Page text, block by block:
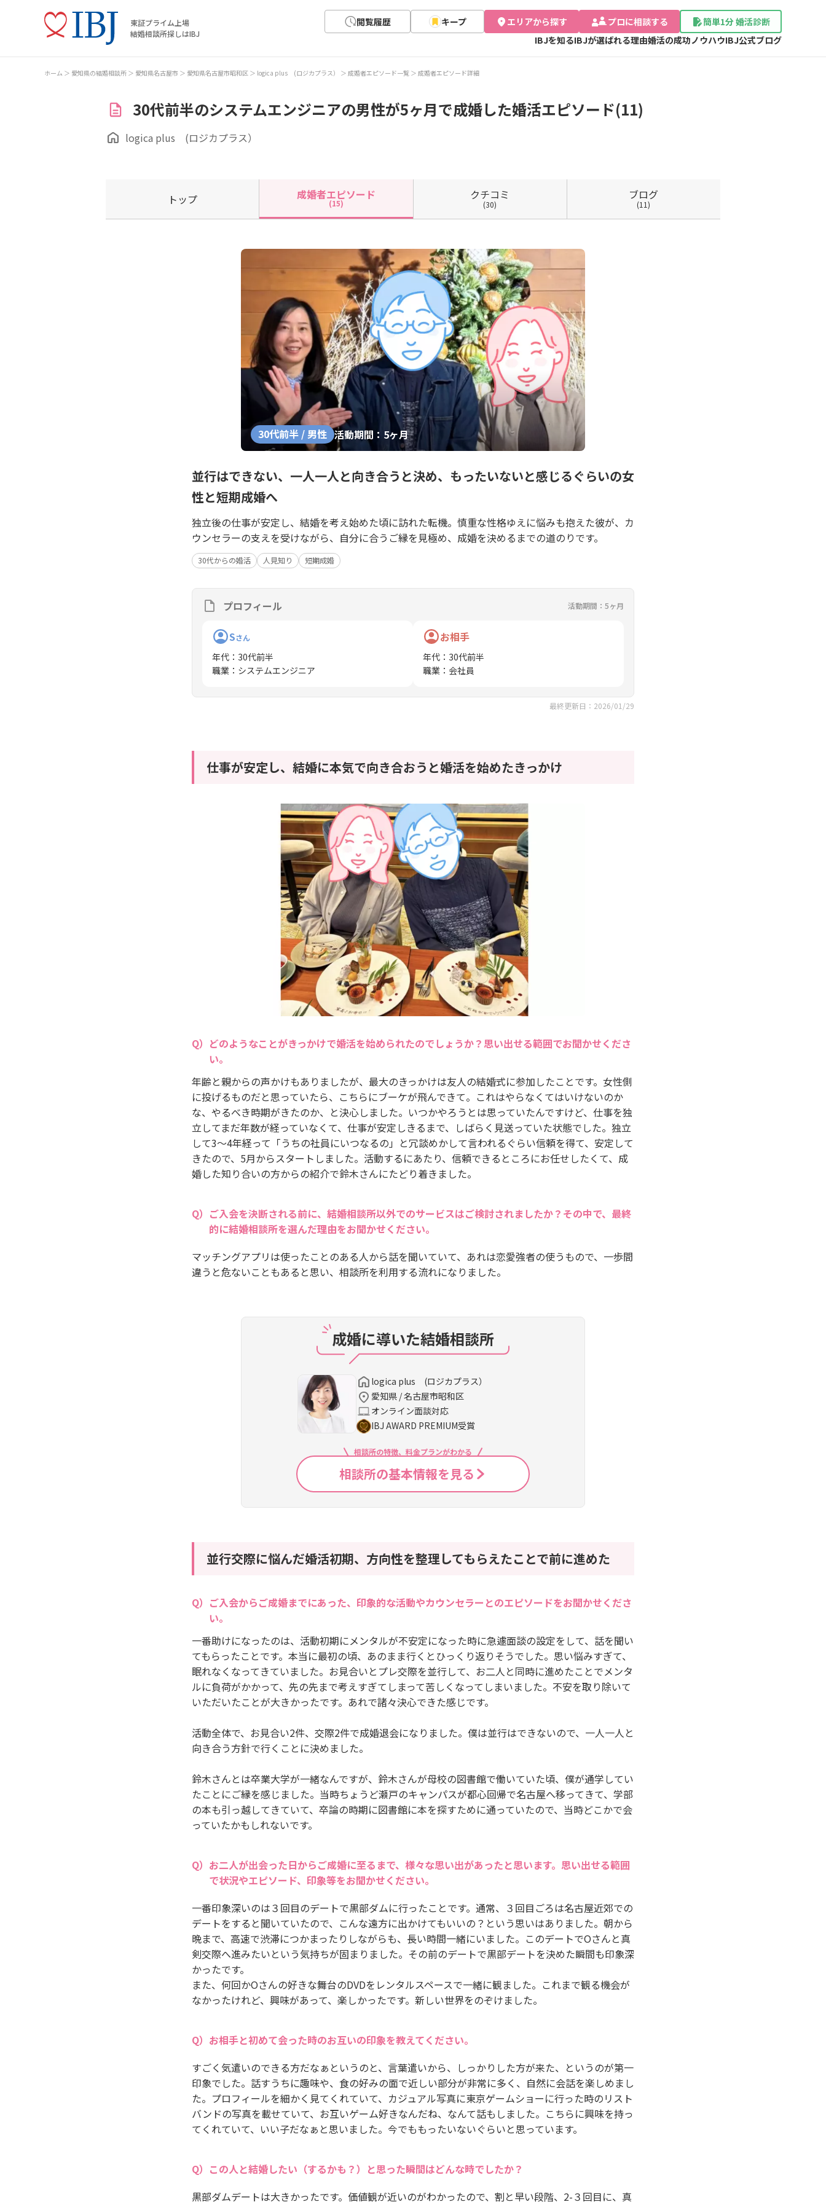
東証プライム上場
結婚相談所探しはIBJ
閲覧履歴 キープ エリアから探す プロに相談する
簡単1分 婚活診断
IBJを知るIBJが選ばれる理由婚活の成功ノウハウIBJ公式ブログ
ホーム 愛知県の結婚相談所 愛知県名古屋市 愛知県名古屋市昭和区 logica plus (ロジカプラス） 成婚者エピソード一覧 成婚者エピソード詳細
30代前半のシステムエンジニアの男性が5ヶ月で成婚した婚活エピソード(11)
logica plus (ロジカプラス）
トップ 成婚者エピソード
(15)
クチコミ
(30)
ブログ
(11)
30代前半 / 男性 活動期間：5ヶ月
並行はできない、一人一人と向き合うと決め、もったいないと感じるぐらいの女
性と短期成婚へ
独立後の仕事が安定し、結婚を考え始めた頃に訪れた転機。慎重な性格ゆえに悩みも抱えた彼が、カ
ウンセラーの支えを受けながら、自分に合うご縁を見極め、成婚を決めるまでの道のりです。
30代からの婚活 人見知り 短期成婚
プロフィール 活動期間：5ヶ月
Sさん
年代 ： 30代前半
職業 ： システムエンジニア
お相手
年代 ： 30代前半
職業 ： 会社員
最終更新日：2026/01/29
仕事が安定し、結婚に本気で向き合おうと婚活を始めたきっかけ
どのようなことがきっかけで婚活を始められたのでしょうか？思い出せる範囲でお聞かせくださ
い。
年齢と親からの声かけもありましたが、最大のきっかけは友人の結婚式に参加したことです。女性側
に投げるものだと思っていたら、こちらにブーケが飛んできて。これはやらなくてはいけないのか
な、やるべき時期がきたのか、と決心しました。いつかやろうとは思っていたんですけど、仕事を独
立してまだ年数が経っていなくて、仕事が安定しきるまで、しばらく見送っていた状態でした。独立
して3～4年経って「うちの社員にいつなるの」と冗談めかして言われるぐらい信頼を得て、安定して
きたので、5月からスタートしました。活動するにあたり、信頼できるところにお任せしたくて、成
婚した知り合いの方からの紹介で鈴木さんにたどり着きました。
ご入会を決断される前に、結婚相談所以外でのサービスはご検討されましたか？その中で、最終
的に結婚相談所を選んだ理由をお聞かせください。
マッチングアプリは使ったことのある人から話を聞いていて、あれは恋愛強者の使うもので、一歩間
違うと危ないこともあると思い、相談所を利用する流れになりました。
成婚に導いた結婚相談所
logica plus (ロジカプラス）
愛知県 / 名古屋市昭和区
オンライン面談対応
IBJ AWARD PREMIUM受賞
相談所の特徴、料金プランがわかる
相談所の基本情報を見る
並行交際に悩んだ婚活初期、方向性を整理してもらえたことで前に進めた
ご入会からご成婚までにあった、印象的な活動やカウンセラーとのエピソードをお聞かせくださ
い。
一番助けになったのは、活動初期にメンタルが不安定になった時に急遽面談の設定をして、話を聞い
てもらったことです。本当に最初の頃、あのまま行くとひっくり返りそうでした。思い悩みすぎて、
眠れなくなってきていました。お見合いとプレ交際を並行して、お二人と同時に進めたことでメンタ
ルに負荷がかかって、先の先まで考えすぎてしまって苦しくなってしまいました。不安を取り除いて
いただいたことが大きかったです。あれで諸々決心できた感じです。
活動全体で、お見合い2件、交際2件で成婚退会になりました。僕は並行はできないので、一人一人と
向き合う方針で行くことに決めました。
鈴木さんとは卒業大学が一緒なんですが、鈴木さんが母校の図書館で働いていた頃、僕が通学してい
たことにご縁を感じました。当時ちょうど瀬戸のキャンパスが都心回帰で名古屋へ移ってきて、学部
の本も引っ越してきていて、卒論の時期に図書館に本を探すために通っていたので、当時どこかで会
っていたかもしれないです。
お二人が出会った日からご成婚に至るまで、様々な思い出があったと思います。思い出せる範囲
で状況やエピソード、印象等をお聞かせください。
一番印象深いのは３回目のデートで黒部ダムに行ったことです。通常、３回目ごろは名古屋近郊での
デートをすると聞いていたので、こんな遠方に出かけてもいいの？という思いはありました。朝から
晩まで、高速で渋滞につかまったりしながらも、長い時間一緒にいました。このデートでOさんと真
剣交際へ進みたいという気持ちが固まりました。その前のデートで黒部デートを決めた瞬間も印象深
かったです。
また、何回かOさんの好きな舞台のDVDをレンタルスペースで一緒に観ました。これまで観る機会が
なかったけれど、興味があって、楽しかったです。新しい世界をのぞけました。
お相手と初めて会った時のお互いの印象を教えてください。
すごく気遣いのできる方だなぁというのと、言葉遣いから、しっかりした方が来た、というのが第一
印象でした。話すうちに趣味や、食の好みの面で近しい部分が非常に多く、自然に会話を楽しめまし
た。プロフィールを細かく見てくれていて、カジュアル写真に東京ゲームショーに行った時のリスト
バンドの写真を載せていて、お互いゲーム好きなんだね、なんて話もしました。こちらに興味を持っ
てくれていて、いい子だなぁと思いました。今でももったいないぐらいと思っています。
この人と結婚したい（するかも？）と思った瞬間はどんな時でしたか？
黒部ダムデートは大きかったです。価値観が近いのがわかったので、割と早い段階、2-３回目に、真